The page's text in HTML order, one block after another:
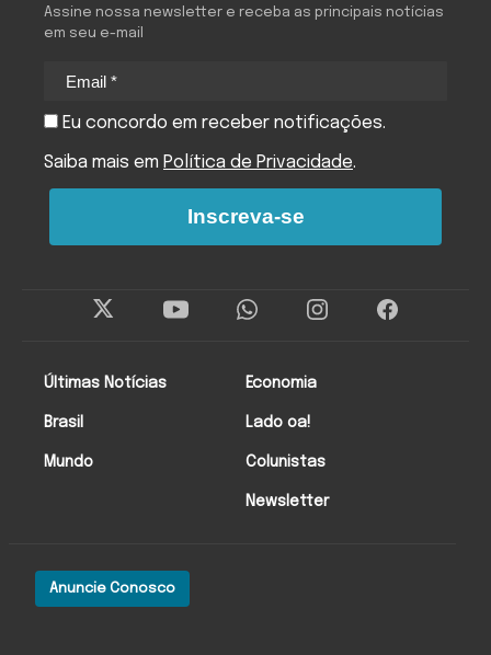
Anuncie Conosco
Últimas Notícias
Brasil
Mundo
Economia
Lado oa!
Colunistas
Newsletter
Assine nossa newsletter e receba as principais notícias
em seu e-mail
Eu concordo em receber notificações.
Saiba mais em Política de Privacidade.
Inscreva-se